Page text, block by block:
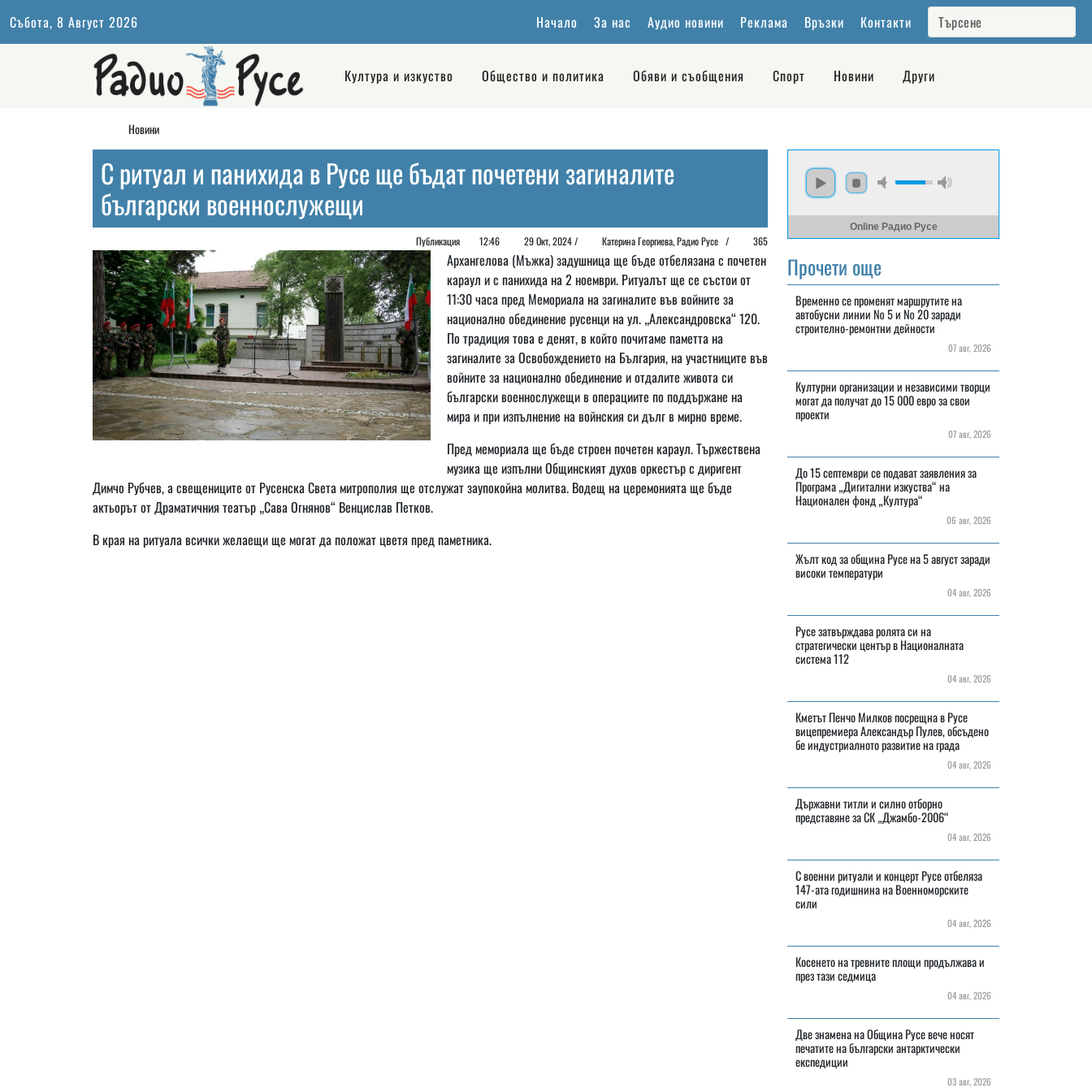
Събота, 8 Август 2026 Начало За нас Аудио новини Реклама Връзки Контакти
Култура и изкуство Общество и политика Обяви и съобщения Спорт Новини Други
Новини
С ритуал и панихида в Русе ще бъдат почетени загиналите
български военнослужещи
Публикация 12:46 29 Окт, 2024 / Катерина Георгиева, Радио Русе / 365
Архангелова (Мъжка) задушница ще бъде отбелязана с почетен
караул и с панихида на 2 ноември. Ритуалът ще се състои от
11:30 часа пред Мемориала на загиналите във войните за
национално обединение русенци на ул. „Александровска“ 120.
По традиция това е денят, в който почитаме паметта на
загиналите за Освобождението на България, на участниците във
войните за национално обединение и отдалите живота си
български военнослужещи в операциите по поддържане на
мира и при изпълнение на войнския си дълг в мирно време.
Пред мемориала ще бъде строен почетен караул. Тържествена
музика ще изпълни Общинският духов оркестър с диригент
Димчо Рубчев, а свещениците от Русенска Света митрополия ще отслужат заупокойна молитва. Водещ на церемонията ще бъде
актьорът от Драматичния театър „Сава Огнянов“ Венцислав Петков.
В края на ритуала всички желаещи ще могат да положат цветя пред паметника.
Online Радио Русе
Прочети още
Временно се променят маршрутите на
автобусни линии № 5 и № 20 заради
строително-ремонтни дейности
07 авг, 2026
Културни организации и независими творци
могат да получат до 15 000 евро за свои
проекти
07 авг, 2026
До 15 септември се подават заявления за
Програма „Дигитални изкуства“ на
Национален фонд „Култура“
06 авг, 2026
Жълт код за община Русе на 5 август заради
високи температури
04 авг, 2026
Русе затвърждава ролята си на
стратегически център в Националната
система 112
04 авг, 2026
Кметът Пенчо Милков посрещна в Русе
вицепремиера Александър Пулев, обсъдено
бе индустриалното развитие на града
04 авг, 2026
Държавни титли и силно отборно
представяне за СК „Джамбо-2006“
04 авг, 2026
С военни ритуали и концерт Русе отбеляза
147-ата годишнина на Военноморските
сили
04 авг, 2026
Косенето на тревните площи продължава и
през тази седмица
04 авг, 2026
Две знамена на Община Русе вече носят
печатите на български антарктически
експедиции
03 авг, 2026